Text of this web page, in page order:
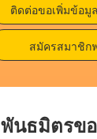
ติดต่อขอเพิ่มข้อมู
สมัครสมาชิก
พันธมิตรขอ